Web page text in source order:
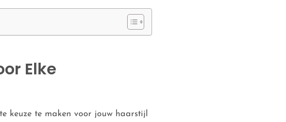
Elke
keuze te maken voor jouw haarstijl